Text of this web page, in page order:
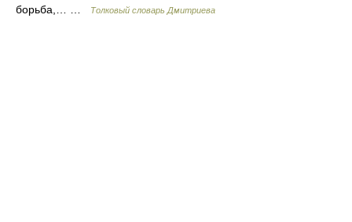
борьба,… …
Толковый словарь Дмитриева